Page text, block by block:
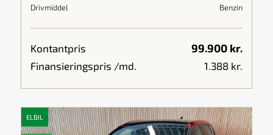
99.900 kr.
Kontantpris
1.388 kr.
Finansieringspris /md.
Benzin
Drivmiddel
ELBIL